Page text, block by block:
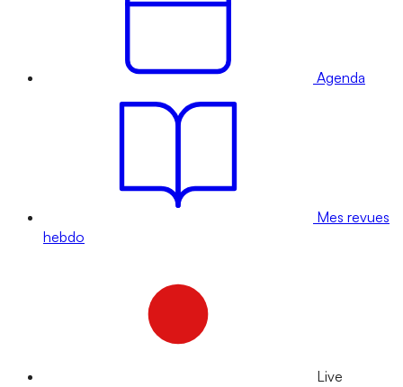
Agenda
Mes revues
hebdo
Live